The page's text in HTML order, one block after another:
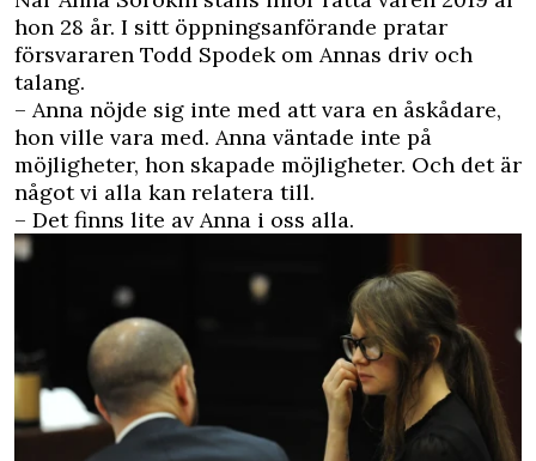
hon 28 år. I sitt öppningsanförande pratar
försvararen Todd Spodek om Annas driv och
talang.
– Anna nöjde sig inte med att vara en åskådare,
hon ville vara med. Anna väntade inte på
möjligheter, hon skapade möjligheter. Och det är
något vi alla kan relatera till.
– Det finns lite av Anna i oss alla.